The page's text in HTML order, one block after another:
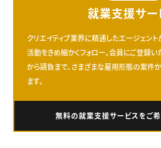
就業支援サー
クリエイティブ業界に精通したエージェン
活動をきめ細かくフォロー。会員にご登録い
から請負まで、さまざまな雇用形態の案件
ます。
無料の就業支援サービスをご